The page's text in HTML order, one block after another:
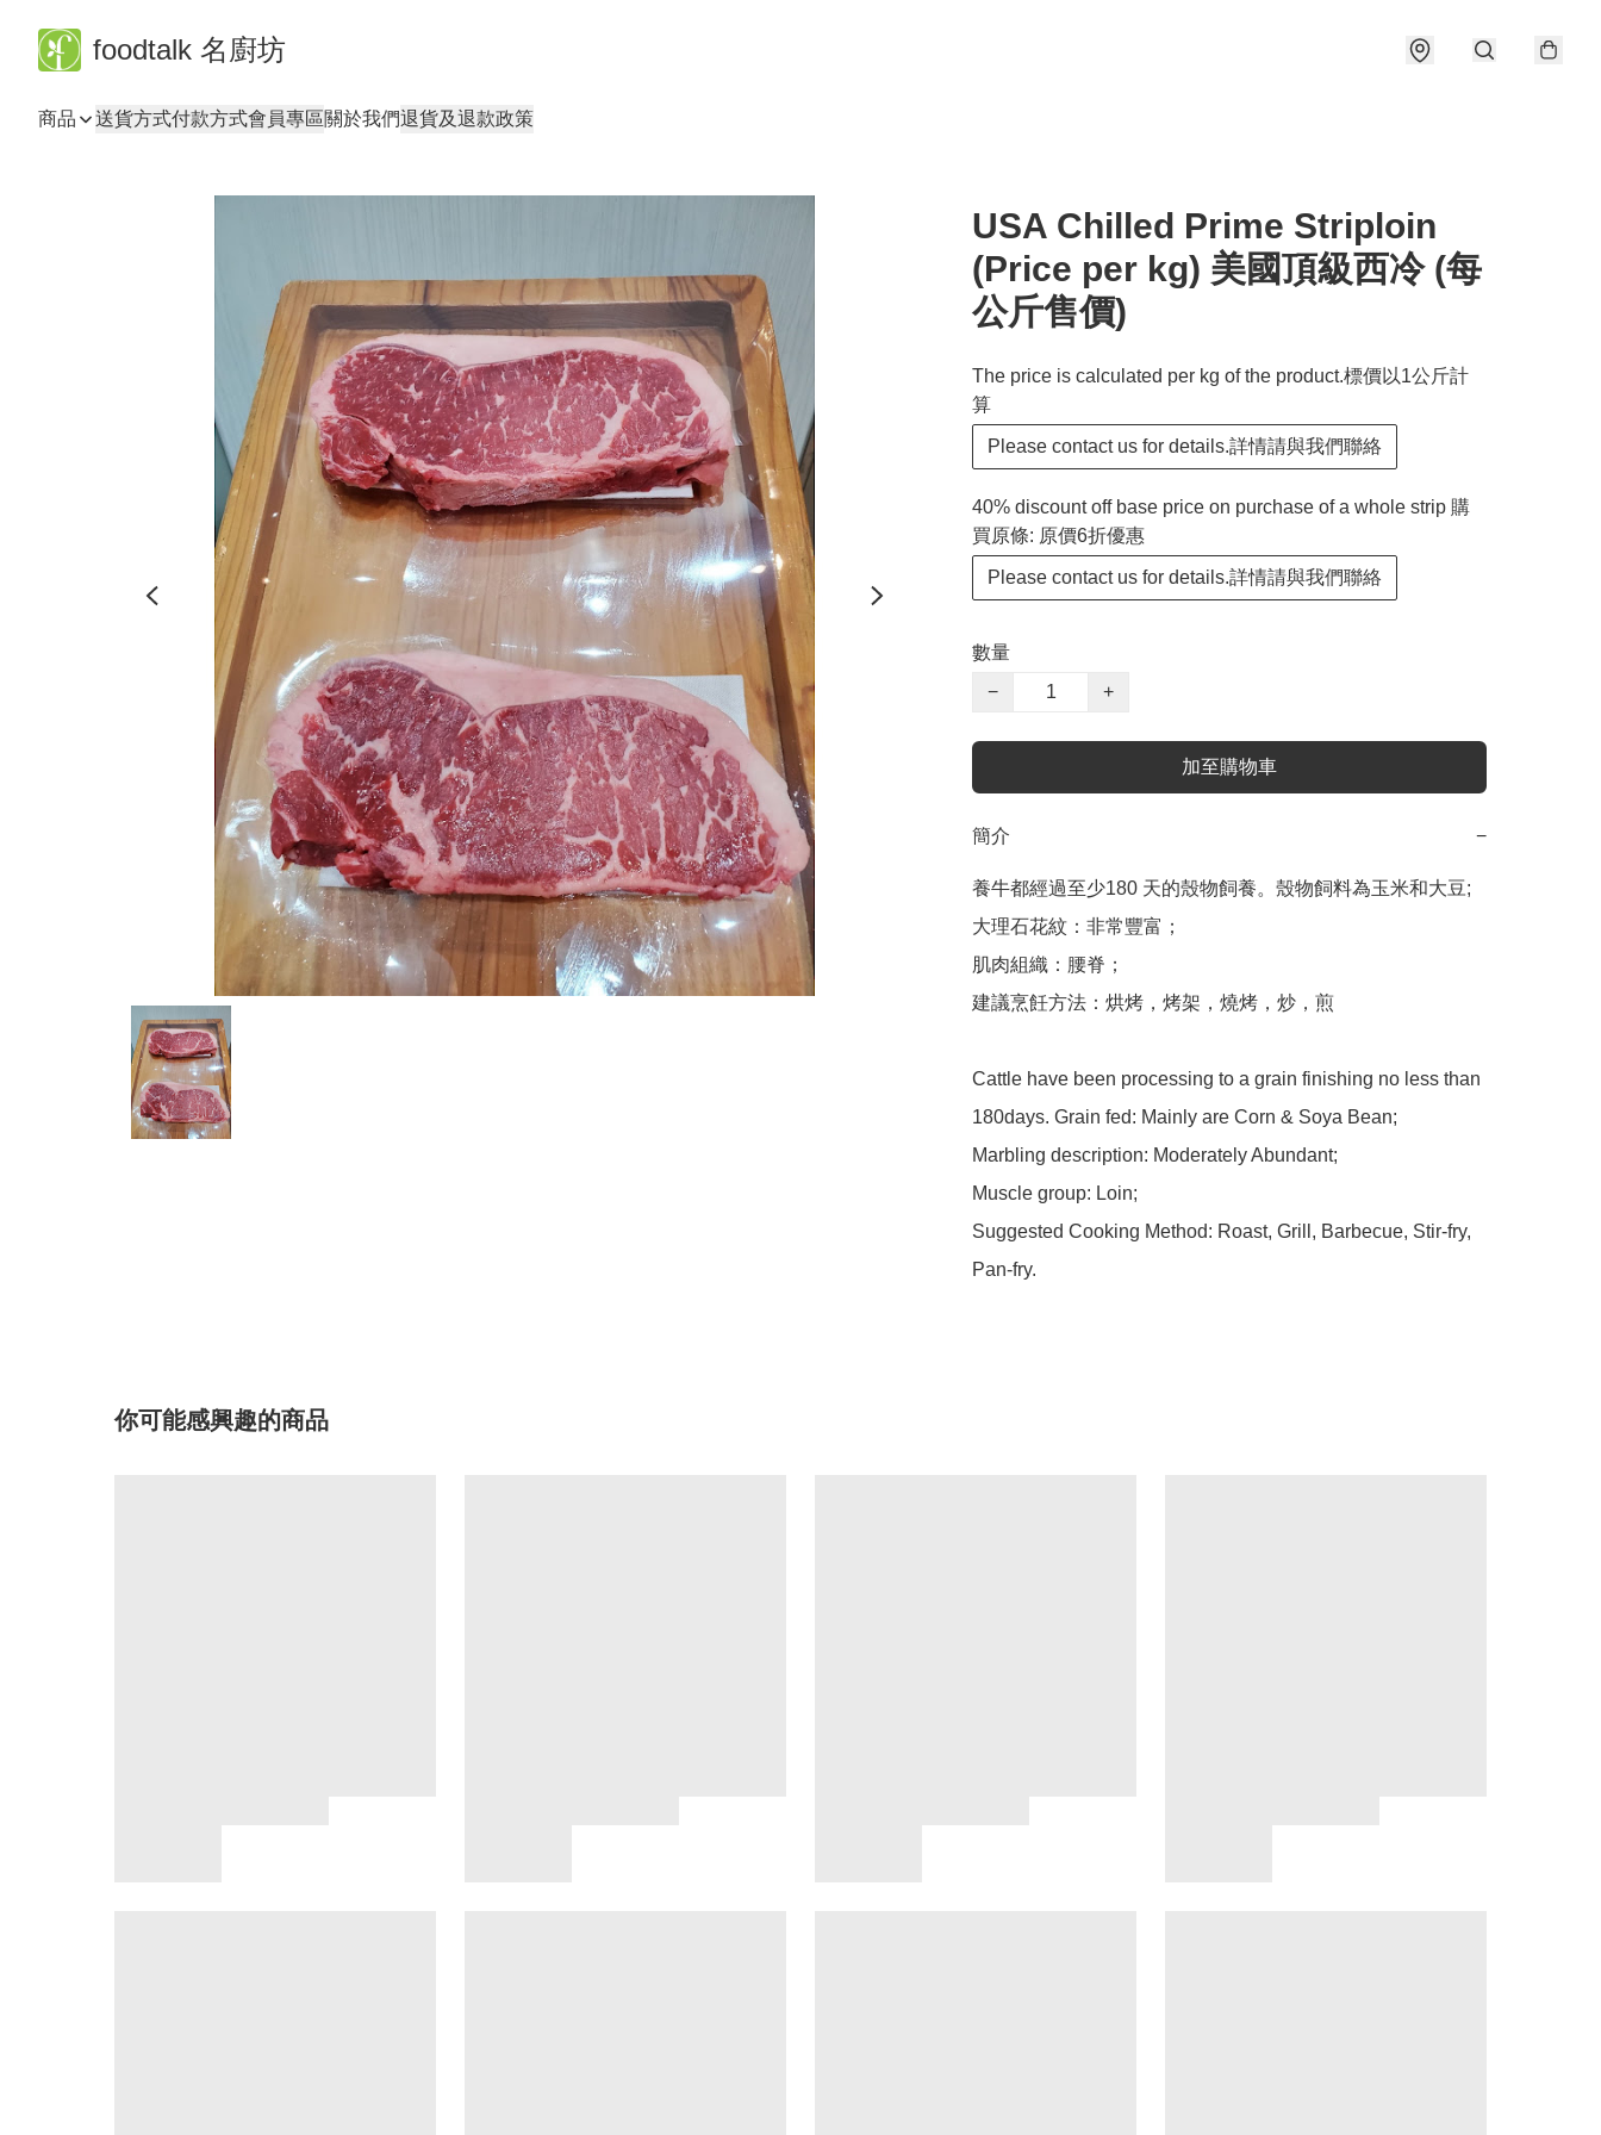
foodtalk 名廚坊
商品 送貨方式付款方式會員專區關於我們退貨及退款政策
USA Chilled Prime Striploin
(Price per kg) 美國頂級西冷 (每
公斤售價)
The price is calculated per kg of the product.標價以1公斤計
算
Please contact us for details.詳情請與我們聯絡
40% discount off base price on purchase of a whole strip 購
買原條: 原價6折優惠
Please contact us for details.詳情請與我們聯絡
數量
−
+
加至購物車
簡介 −
養牛都經過至少180 天的殼物飼養。殼物飼料為玉米和大豆;
大理石花紋：非常豐富；
肌肉組織：腰脊；
建議烹飪方法：烘烤，烤架，燒烤，炒，煎
Cattle have been processing to a grain finishing no less than
180days. Grain fed: Mainly are Corn & Soya Bean;
Marbling description: Moderately Abundant;
Muscle group: Loin;
Suggested Cooking Method: Roast, Grill, Barbecue, Stir-fry,
你可能感興趣的商品